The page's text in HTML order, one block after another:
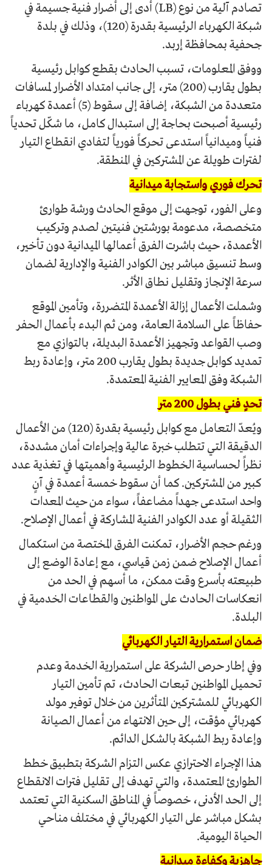
تصادم آلية من نوع (LB) أدى إلى أضرار فنية جسيمة في
شبكة الكهرباء الرئيسية بقدرة (120)، وذلك في بلدة
جحفية بمحافظة إربد.
ووفق المعلومات، تسبب الحادث بقطع كوابل رئيسية
بطول يقارب (200) متر، إلى جانب امتداد الأضرار لمسافات
متعددة من الشبكة، إضافة إلى سقوط (5) أعمدة كهرباء
رئيسية أصبحت بحاجة إلى استبدال كامل، ما شكّل تحدياً
فنياً وميدانياً استدعى تحركاً فورياً لتفادي انقطاع التيار
لفترات طويلة عن المشتركين في المنطقة.
تحرك فوري واستجابة ميدانية
وعلى الفور، توجهت إلى موقع الحادث ورشة طوارئ
متخصصة، مدعومة بورشتين فنيتين لصدم وتركيب
الأعمدة، حيث باشرت الفرق أعمالها الميدانية دون تأخير،
وسط تنسيق مباشر بين الكوادر الفنية والإدارية لضمان
سرعة الإنجاز وتقليل نطاق الأثر.
وشملت الأعمال إزالة الأعمدة المتضررة، وتأمين الموقع
حفاظاً على السلامة العامة، ومن ثم البدء بأعمال الحفر
وصب القواعد وتجهيز الأعمدة البديلة، بالتوازي مع
تمديد كوابل جديدة بطول يقارب 200 متر، وإعادة ربط
الشبكة وفق المعايير الفنية المعتمدة.
تحدٍ فني بطول 200 متر
ويُعدّ التعامل مع كوابل رئيسية بقدرة (120) من الأعمال
الدقيقة التي تتطلب خبرة عالية وإجراءات أمان مشددة،
نظراً لحساسية الخطوط الرئيسية وأهميتها في تغذية عدد
كبير من المشتركين. كما أن سقوط خمسة أعمدة في آنٍ
واحد استدعى جهداً مضاعفاً، سواء من حيث المعدات
الثقيلة أو عدد الكوادر الفنية المشاركة في أعمال الإصلاح.
ورغم حجم الأضرار، تمكنت الفرق المختصة من استكمال
أعمال الإصلاح ضمن زمن قياسي، مع إعادة الوضع إلى
طبيعته بأسرع وقت ممكن، ما أسهم في الحد من
انعكاسات الحادث على المواطنين والقطاعات الخدمية في
البلدة.
ضمان استمرارية التيار الكهربائي
وفي إطار حرص الشركة على استمرارية الخدمة وعدم
تحميل المواطنين تبعات الحادث، تم تأمين التيار
الكهربائي للمشتركين المتأثرين من خلال توفير مولد
كهربائي مؤقت، إلى حين الانتهاء من أعمال الصيانة
وإعادة ربط الشبكة بالشكل الدائم.
هذا الإجراء الاحترازي عكس التزام الشركة بتطبيق خطط
الطوارئ المعتمدة، والتي تهدف إلى تقليل فترات الانقطاع
إلى الحد الأدنى، خصوصاً في المناطق السكنية التي تعتمد
بشكل مباشر على التيار الكهربائي في مختلف مناحي
الحياة اليومية.
جاهزية وكفاءة ميدانية